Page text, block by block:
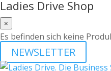
Ladies Drive Shop
×
Es befinden sich keine
NEWSLETTER